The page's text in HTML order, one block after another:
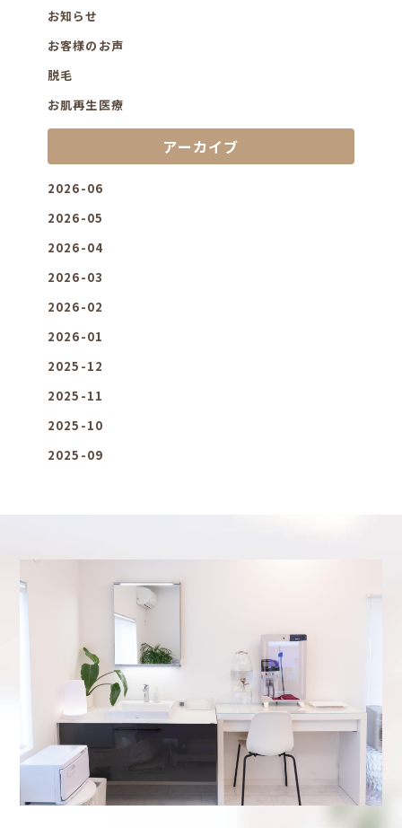
お知らせ
お客様のお声
脱毛
お肌再生医療
アーカイブ
2026-06
2026-05
2026-04
2026-03
2026-02
2026-01
2025-12
2025-11
2025-10
2025-09